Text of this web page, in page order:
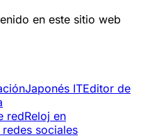
en este sitio web
Japonés ITEditor de
redReloj en
sociales